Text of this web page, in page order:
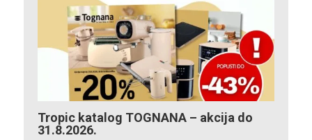
Tropic katalog TOGNANA – akcija do
31.8.2026.